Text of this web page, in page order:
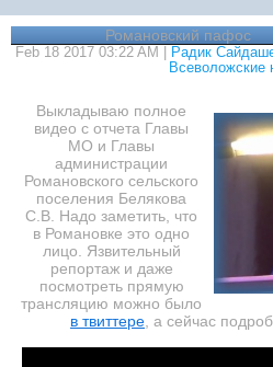
Романовский пафос
Feb 18 2017 03:22 AM | Радик
Всеволожские
Выкладываю полное
видео с отчета Главы
МО и Главы
администрации
Романовского сельского
поселения Белякова
С.В. Надо заметить, что
в Романовке это одно
лицо. Язвительный
репортаж и даже
посмотреть прямую
трансляцию можно было
в твиттере , а сейчас